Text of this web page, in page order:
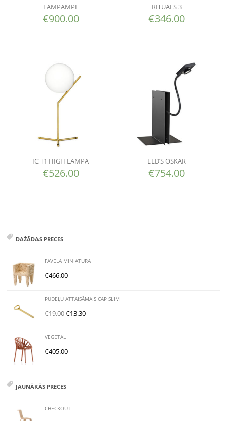
LAMPAMPE
€900.00
RITUALS 3
€346.00
IC T1 HIGH LAMPA
€526.00
LED’S OSKAR
€754.00
DAŽĀDAS PRECES
FAVELA MINIATŪRA
€466.00
PUDEĻU ATTAISĀMAIS CAP SLIM
€19.00€13.30
VEGETAL
€405.00
JAUNĀKĀS PRECES
CHECKOUT